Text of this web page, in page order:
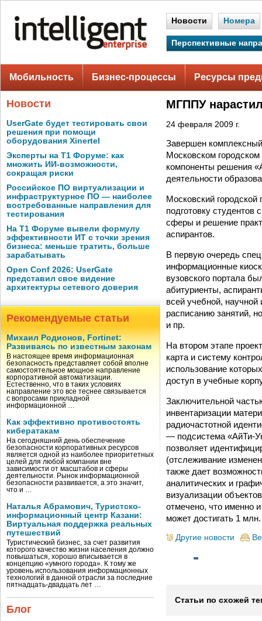
Новости Номера
Перспективные
Мобильность Бизнес-процессы Ресурсы
Новости
UserGate будет тестировать свои
решения при помощи
оборудования Xinertel
Эксперты на Т1 Форуме: как
множить ИИ-возможности,
сокращая риски
Российское ПО виртуализации и
инфраструктурное ПО — наиболее
востребованные направления для
тестирования
На Т1 Форуме вывели формулу
эффективности ИТ с точки зрения
бизнеса: меньше тратить, больше
зарабатывать
Open Conf 2026: UserGate
представил свое видение
архитектуры сетевого доверия
Рекомендуемые статьи
Михаил Родионов, Fortinet:
Развиваясь по известным законам
В настоящее время информационная
безопасность представляет собой вполне
самостоятельное мощное направление
корпоративной автоматизации.
Естественно, что в таких условиях
направление это все теснее связывается
с вопросами прикладной
информационной …
Как эффективно противостоять
кибератакам
На сегодняшний день обеспечение
безопасности корпоративных ресурсов
является одной из наиболее приоритетных
целей для любой компании вне
зависимости от масштабов и сферы
деятельности. Рынок информационной
безопасности развивается, а это значит,
что и …
Наталья Абрамович, Туристско-
информационный центр Казани:
Виртуальная поддержка реальных
путешествий
Туристический бизнес, за счет развития
которого качество жизни населения должно
повышаться, хорошо вписывается в
концепцию «умного города». К тому же
уровень использования информационных
технологий в данной отрасли за последние
пятнадцать-двадцать лет …
Блог
МГППУ
24 февраля 2009 г.
Завершен
Московском
компоненты решения
деятельности
Московский
подготовку студентов
сферы и решение
аспирантов.
В первую очередь
информационные
вузовского портала
абитуриенты,
всей учебной,
расписанию занятий,
и пр.
На втором этапе
карта и систему
использование
доступ в учебные
Заключительной
инвентаризации
радиочастотной
— подсистема «АйТи-
позволяет
(отслеживание
также дает
аналитических и
визуализации
отмечено, что именно
может достигать 1
Другие новости
Статьи по схожей